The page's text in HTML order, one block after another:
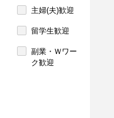
主婦(夫)歓迎
留学生歓迎
副業・Ｗワー
ク歓迎